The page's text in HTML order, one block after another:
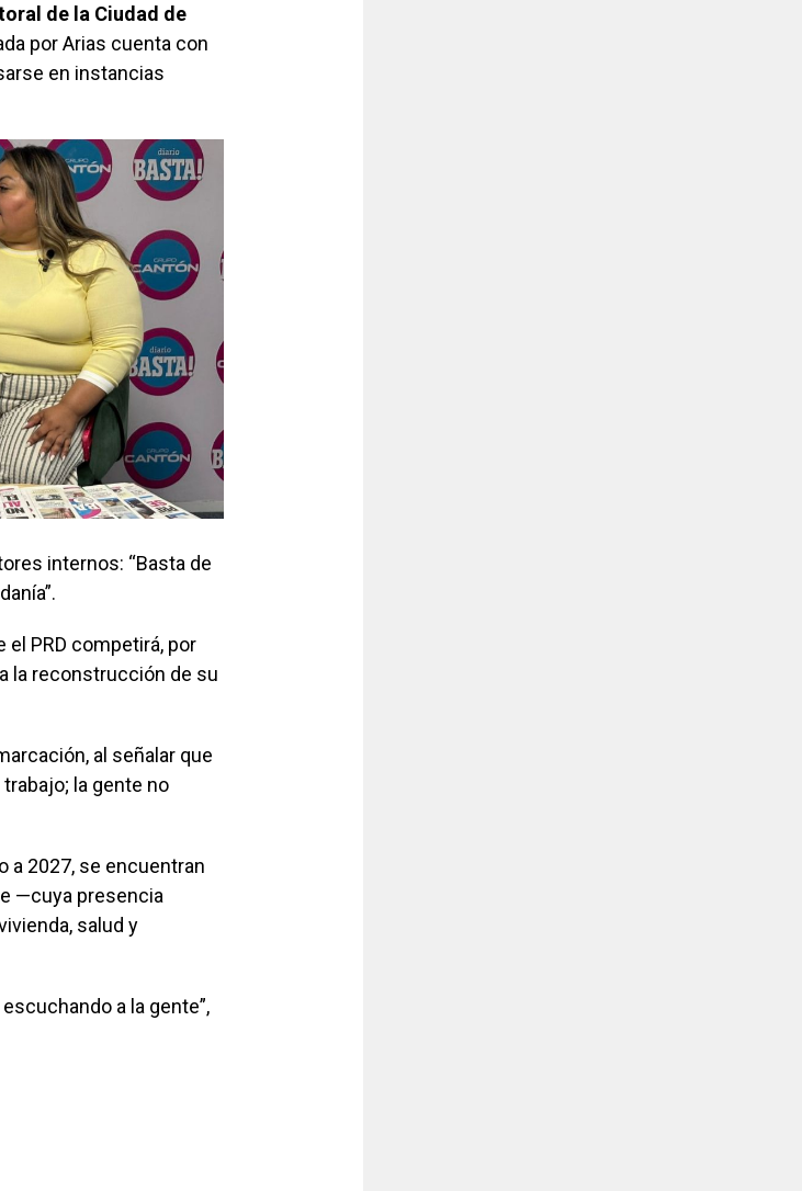
de la Ciudad de
por Arias cuenta con
en instancias
internos: “Basta de
PRD competirá, por
la reconstrucción de su
al señalar que
la gente no
a 2027, se encuentran
—cuya presencia
salud y
a la gente”,